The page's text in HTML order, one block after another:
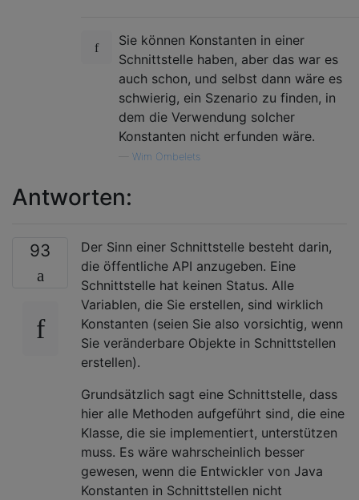
Sie können Konstanten in einer
Schnittstelle haben, aber das war es
auch schon, und selbst dann wäre es
schwierig, ein Szenario zu finden, in
dem die Verwendung solcher
Konstanten nicht erfunden wäre.
Wim Ombelets
Antworten:
93
Der Sinn einer Schnittstelle besteht darin,
die öffentliche API anzugeben. Eine
Schnittstelle hat keinen Status. Alle
Variablen, die Sie erstellen, sind wirklich
Konstanten (seien Sie also vorsichtig, wenn
Sie veränderbare Objekte in Schnittstellen
erstellen).
Grundsätzlich sagt eine Schnittstelle, dass
hier alle Methoden aufgeführt sind, die eine
Klasse, die sie implementiert, unterstützen
muss. Es wäre wahrscheinlich besser
gewesen, wenn die Entwickler von Java
Konstanten in Schnittstellen nicht